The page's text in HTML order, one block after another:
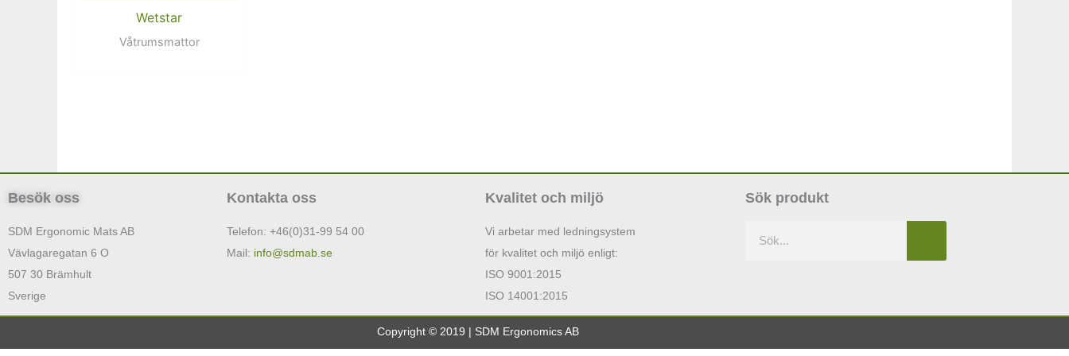
Wetstar
Våtrumsmattor
Besök oss
SDM Ergonomic Mats AB
Vävlagaregatan 6 O
507 30 Brämhult
Sverige
Kontakta oss
Telefon: +46(0)31-99 54 00
Mail: info@sdmab.se
Kvalitet och miljö
Vi arbetar med ledningsystem
för kvalitet och miljö enligt:
ISO 9001:2015
ISO 14001:2015
Sök produkt
Copyright © 2019 | SDM Ergonomics AB